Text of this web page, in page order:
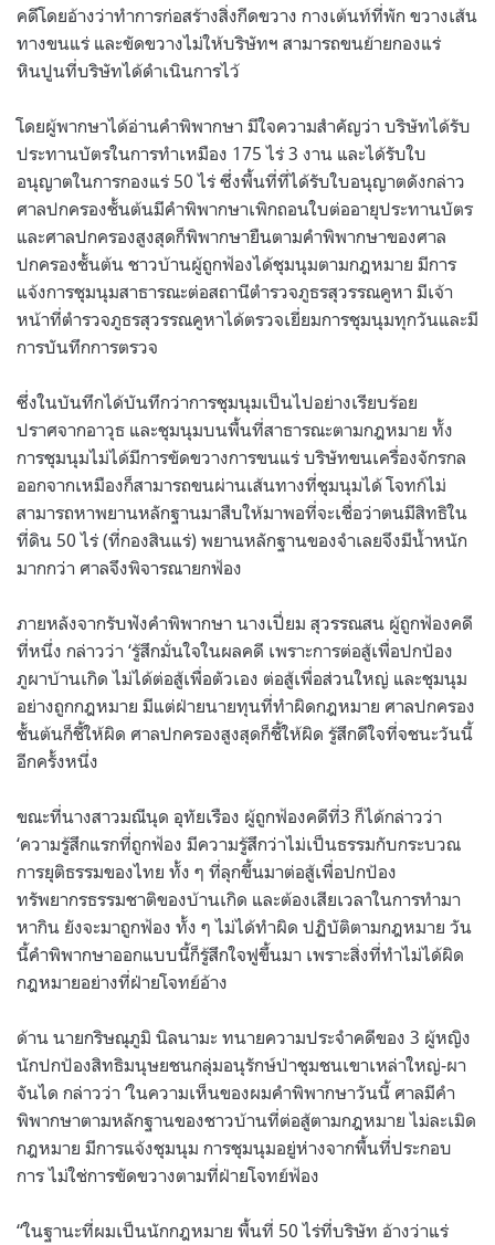
คดีโดยอ้างว่าทำการก่อสร้างสิ่งกีดขวาง กางเต้นท์ที่พัก ขวางเส้น
ทางขนแร่ และขัดขวางไม่ให้บริษัทฯ สามารถขนย้ายกองแร่
หินปูนที่บริษัทได้ดำเนินการไว้
โดยผู้พากษาได้อ่านคำพิพากษา มีใจความสำคัญว่า บริษัทได้รับ
ประทานบัตรในการทำเหมือง 175 ไร่ 3 งาน และได้รับใบ
อนุญาตในการกองแร่ 50 ไร่ ซึ่งพื้นที่ที่ได้รับใบอนุญาตดังกล่าว
ศาลปกครองชั้นต้นมีคำพิพากษาเพิกถอนใบต่ออายุประทานบัตร
และศาลปกครองสูงสุดก็พิพากษายืนตามคำพิพากษาของศาล
ปกครองชั้นต้น ชาวบ้านผู้ถูกฟ้องได้ชุมนุมตามกฎหมาย มีการ
แจ้งการชุมนุมสาธารณะต่อสถานีตำรวจภูธรสุวรรณคูหา มีเจ้า
หน้าที่ตำรวจภูธรสุวรรณคูหาได้ตรวจเยี่ยมการชุมนุมทุกวันและมี
การบันทึกการตรวจ
ซึ่งในบันทึกได้บันทึกว่าการชุมนุมเป็นไปอย่างเรียบร้อย
ปราศจากอาวุธ และชุมนุมบนพื้นที่สาธารณะตามกฎหมาย ทั้ง
การชุมนุมไม่ได้มีการขัดขวางการขนแร่ บริษัทขนเครื่องจักรกล
ออกจากเหมืองก็สามารถขนผ่านเส้นทางที่ชุมนุมได้ โจทก์ไม่
สามารถหาพยานหลักฐานมาสืบให้มาพอที่จะเชื่อว่าตนมีสิทธิใน
ที่ดิน 50 ไร่ (ที่กองสินแร่) พยานหลักฐานของจำเลยจึงมีน้ำหนัก
มากกว่า ศาลจึงพิจารณายกฟ้อง
ภายหลังจากรับฟังคำพิพากษา นางเปี่ยม สุวรรณสน ผู้ถูกฟ้องคดี
ที่หนึ่ง กล่าวว่า ‘รู้สึกมั่นใจในผลคดี เพราะการต่อสู้เพื่อปกป้อง
ภูผาบ้านเกิด ไม่ได้ต่อสู้เพื่อตัวเอง ต่อสู้เพื่อส่วนใหญ่ และชุมนุม
อย่างถูกกฎหมาย มีแต่ฝ่ายนายทุนที่ทำผิดกฎหมาย ศาลปกครอง
ชั้นต้นก็ชี้ให้ผิด ศาลปกครองสูงสุดก็ชี้ให้ผิด รู้สึกดีใจที่จชนะวันนี้
อีกครั้งหนึ่ง
ขณะที่นางสาวมณีนุด อุทัยเรือง ผู้ถูกฟ้องคดีที่3 ก็ได้กล่าวว่า
‘ความรู้สึกแรกที่ถูกฟ้อง มีความรู้สึกว่าไม่เป็นธรรมกับกระบวณ
การยุติธรรมของไทย ทั้ง ๆ ที่ลุกขึ้นมาต่อสู้เพื่อปกป้อง
ทรัพยากรธรรมชาติของบ้านเกิด และต้องเสียเวลาในการทำมา
หากิน ยังจะมาถูกฟ้อง ทั้ง ๆ ไม่ได้ทำผิด ปฏิบัติตามกฎหมาย วัน
นี้คำพิพากษาออกแบบนี้ก็รู้สึกใจฟูขึ้นมา เพราะสิ่งที่ทำไม่ได้ผิด
กฎหมายอย่างที่ฝ่ายโจทย์อ้าง
ด้าน นายกริษณุภูมิ นิลนามะ ทนายความประจำคดีของ 3 ผู้หญิง
นักปกป้องสิทธิมนุษยชนกลุ่มอนุรักษ์ป่าชุมชนเขาเหล่าใหญ่-ผา
จันได กล่าวว่า ‘ในความเห็นของผมคำพิพากษาวันนี้ ศาลมีคำ
พิพากษาตามหลักฐานของชาวบ้านที่ต่อสู้ตามกฎหมาย ไม่ละเมิด
กฎหมาย มีการแจ้งชุมนุม การชุมนุมอยู่ห่างจากพื้นที่ประกอบ
การ ไม่ใช่การขัดขวางตามที่ฝ่ายโจทย์ฟ้อง
“ในฐานะที่ผมเป็นนักกฎหมาย พื้นที่ 50 ไร่ที่บริษัท อ้างว่าแร่